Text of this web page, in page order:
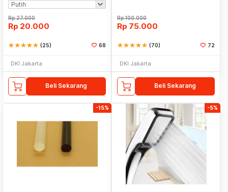
Rp27.000
Rp 20.000
starstarstarstarstar (25) 68
DKI Jakarta
Beli Sekarang
Rp100.000
Rp 75.000
starstarstarstarstar (70) 72
DKI Jakarta
Beli Sekarang
-15% -5%